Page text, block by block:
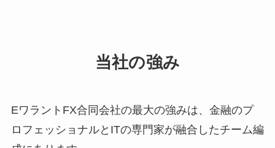
当社の強み
EワラントFX合同会社の最大の強みは、金融のプ
ロフェッショナルとITの専門家が融合したチーム編